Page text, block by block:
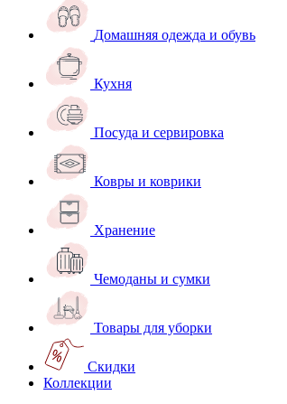
Домашняя одежда и обувь
Кухня
Посуда и сервировка
Ковры и коврики
Хранение
Чемоданы и сумки
Товары для уборки
Скидки
Коллекции